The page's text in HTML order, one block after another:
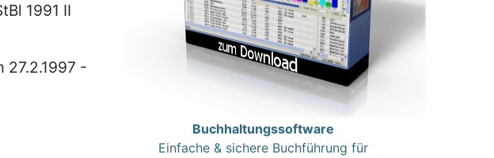
1991 II
27.2.1997 -
Buchhaltungssoftware
Einfache & sichere Buchführung für